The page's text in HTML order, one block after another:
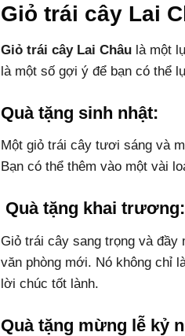
Giỏ trái cây Lai
Giỏ trái cây Lai Châulà một
là một số gợi ý để bạn có thể
Quà tặng sinh nhật:
Một giỏ trái cây tươi sáng và
Bạn có thể thêm vào một vài
Quà tặng khai trương:
Giỏ trái cây sang trọng và
văn phòng mới. Nó không chỉ
lời chúc tốt lành.
Quà tặng mừng lễ kỷ